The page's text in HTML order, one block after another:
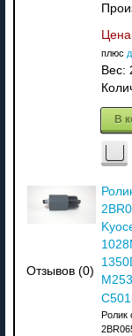
плюс
Вес:
В
Отзывов (0)
Ролик